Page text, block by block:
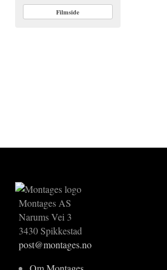
Filmside
Montages AS
Narums Vei 3
3430 Spikkestad
post@montages.no